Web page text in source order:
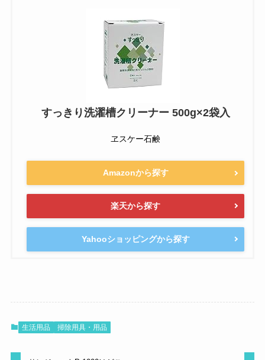
すっきり洗濯槽クリーナー 500g×2袋入
ヱスケー石鹸
Amazonから探す
楽天から探す
Yahooショッピングから探す
生活用品 掃除用具・用品